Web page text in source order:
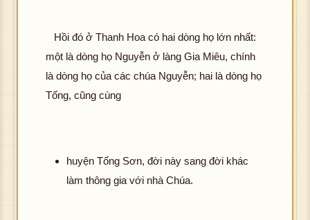
Hồi đó ở Thanh Hoa có hai dòng họ lớn nhất:
một là dòng họ Nguyễn ở làng Gia Miêu, chính
là dòng họ của các chúa Nguyễn; hai là dòng họ
Tống, cũng cùng
huyện Tống Sơn, đời này sang đời khác
làm thông gia với nhà Chúa.